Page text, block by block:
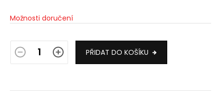
Možnosti doručení
PŘIDAT DO KOŠÍKU